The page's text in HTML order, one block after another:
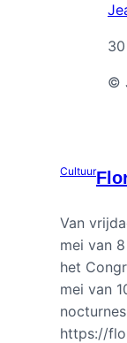
©
Cultuur
Van
mei van
het
mei van
https://